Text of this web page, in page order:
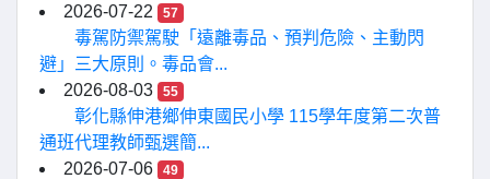
2026-07-22
57
毒駕防禦駕駛「遠離毒品、預判危險、主動閃
避」三大原則。毒品會...
2026-08-03
55
彰化縣伸港鄉伸東國民小學 115學年度第二次普
通班代理教師甄選簡...
2026-07-06
49